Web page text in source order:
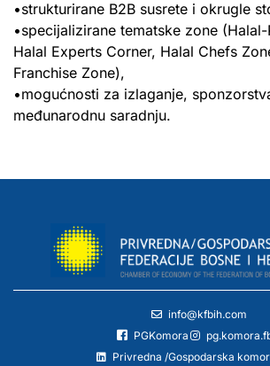
•strukturirane B2B susrete i okrugle
•specijalizirane tematske zone
Halal Experts Corner, Halal Chefs
Franchise Zone),
•mogućnosti za izlaganje,
međunarodnu saradnju.
info@kfbih.com
PGKomora
Privredna /Gospodarska